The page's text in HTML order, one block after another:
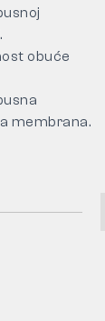
obuće
membrana.